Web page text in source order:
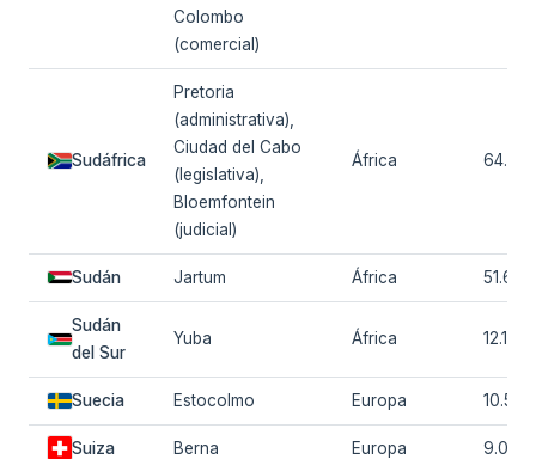
Colombo
(comercial)
Sudáfrica
Pretoria
(administrativa),
Ciudad del Cabo
(legislativa),
Bloemfontein
(judicial)
África
Sudán Jartum África
Sudán
del Sur
Yuba África
Suecia Estocolmo Europa
Suiza Berna Europa